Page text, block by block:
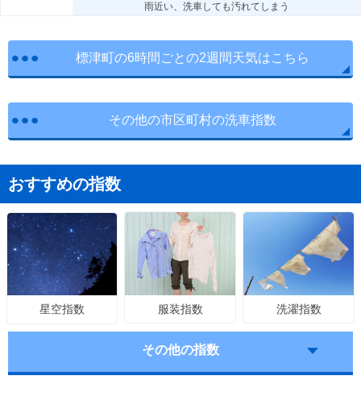
雨近い、洗車しても汚れてしまう
標津町の6時間ごとの2週間天気はこちら
その他の市区町村の洗車指数
おすすめの指数
星空指数 服装指数 洗濯指数
その他の指数